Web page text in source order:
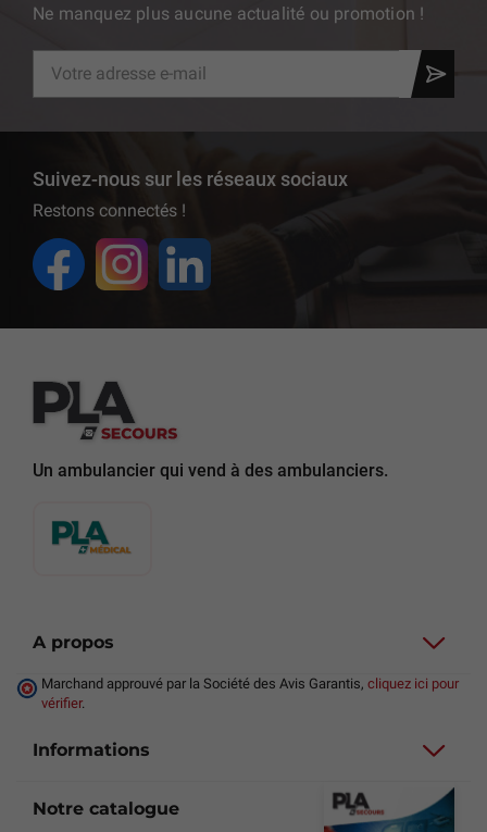
Ne manquez plus aucune actualité ou promotion !
Suivez-nous sur les réseaux sociaux
Restons connectés !
Un ambulancier qui vend à des ambulanciers.
A propos
Marchand approuvé par la Société des Avis Garantis, cliquez ici pour
vérifier.
Informations
Notre catalogue